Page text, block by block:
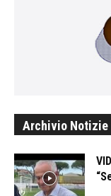
Archivio Notizie